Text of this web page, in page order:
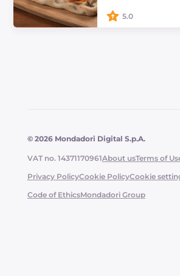
5.0
© 2026 Mondadori Digital S.p.A.
VAT no. 14371170961About usTerms of
Privacy PolicyCookie PolicyCookie
Code of EthicsMondadori Group